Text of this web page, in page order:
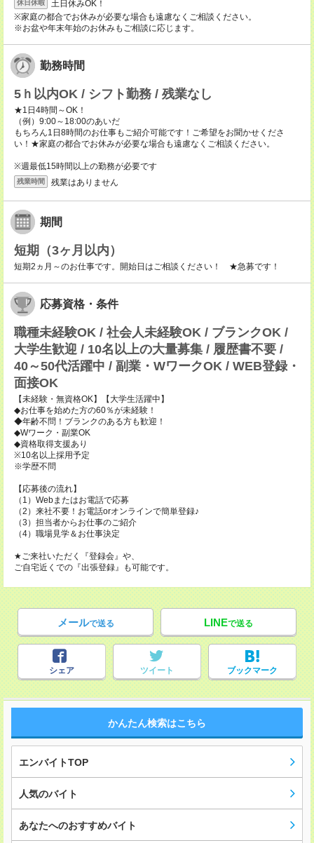
休日休暇
土日休みOK！
※家庭の都合でお休みが必要な場合も遠慮なくご相談ください。
※お盆や年末年始のお休みもご相談に応じます。
勤務時間
5ｈ以内OK / シフト勤務 / 残業なし
★1日4時間～OK！
（例）9:00～18:00のあいだ
もちろん1日8時間のお仕事もご紹介可能です！ご希望をお聞かせくださ
い！★家庭の都合でお休みが必要な場合も遠慮なくご相談ください。
※週最低15時間以上の勤務が必要です
残業時間 残業はありません
期間
短期（3ヶ月以内）
短期2ヵ月～のお仕事です。開始日はご相談ください！ ★急募です！
応募資格・条件
職種未経験OK / 社会人未経験OK / ブランクOK /
大学生歓迎 / 10名以上の大量募集 / 履歴書不要 /
40～50代活躍中 / 副業・WワークOK / WEB登録・
面接OK
【未経験・無資格OK】【大学生活躍中】
◆お仕事を始めた方の60％が未経験！
◆年齢不問！ブランクのある方も歓迎！
◆Wワーク・副業OK
◆資格取得支援あり
※10名以上採用予定
※学歴不問
【応募後の流れ】
（1）Webまたはお電話で応募
（2）来社不要！お電話orオンラインで簡単登録♪
（3）担当者からお仕事のご紹介
（4）職場見学＆お仕事決定
★ご来社いただく『登録会』や、
ご自宅近くでの『出張登録』も可能です。
メールで送る LINEで送る
シェア ツイート ブックマーク
かんたん検索はこちら
エンバイトTOP
人気のバイト
あなたへのおすすめバイト